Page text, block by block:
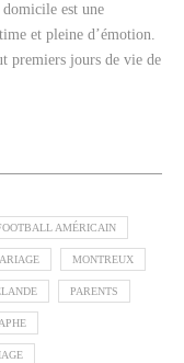
domicile est une
et pleine d’émotion.
premiers jours de vie de
AMÉRICAIN
MONTREUX
PARENTS